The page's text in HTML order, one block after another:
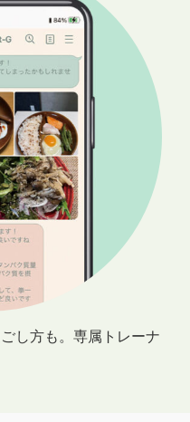
し方も。専属トレーナ